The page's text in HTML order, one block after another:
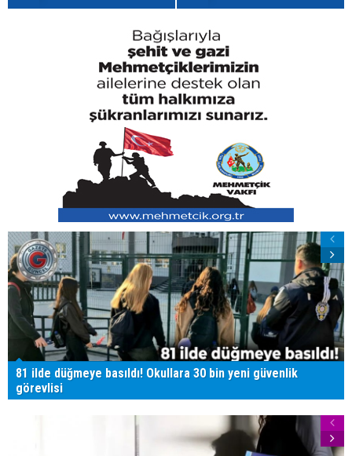
81 ilde düğmeye basıldı! Okullara 30 bin yeni güvenlik
görevlisi